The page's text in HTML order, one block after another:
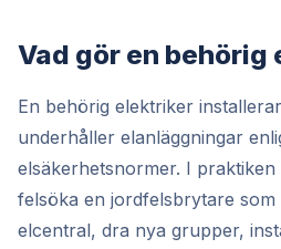
Vad gör en behörig
En behörig elektriker
underhåller elanläggningar
elsäkerhetsnormer. I
felsöka en jordfelsbrytare
elcentral, dra nya grupper,